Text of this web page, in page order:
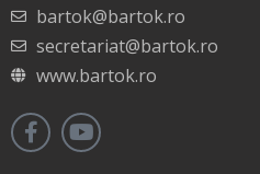
bartok@bartok.ro
secretariat@bartok.ro
www.bartok.ro